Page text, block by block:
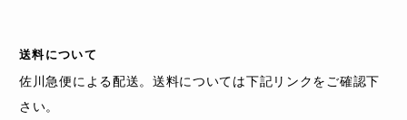
送料について
佐川急便による配送。送料については下記リンクをご確認下
さい。